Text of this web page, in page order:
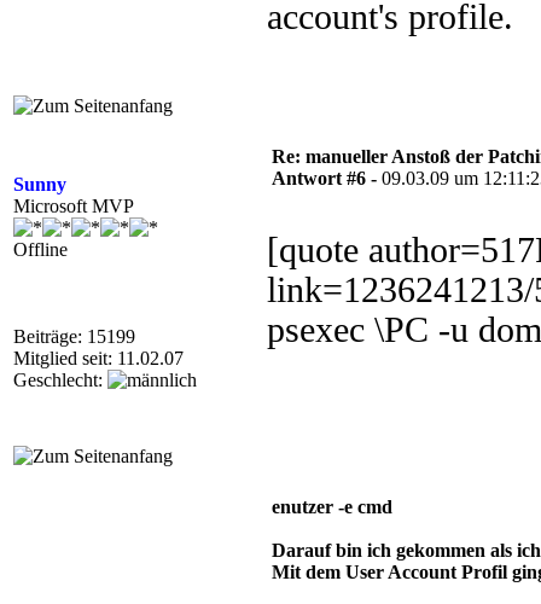
account's profile.
Sunny
Microsoft MVP
Offline
Beiträge: 15199
Mitglied seit: 11.02.07
Geschlecht:
Re: manueller Anstoß der
Antwort #6 - 09.03.09 um
[quote
psexec \PC -u
enutzer -e cmd
Darauf bin ich gekommen als
Mit dem User Account Profil